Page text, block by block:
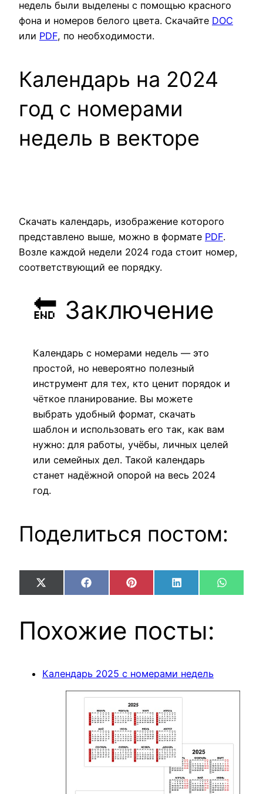
недель были выделены с помощью красного
фона и номеров белого цвета. Скачайте DOC
или PDF, по необходимости.
Календарь на 2024
год с номерами
недель в векторе
Скачать календарь, изображение которого
представлено выше, можно в формате PDF.
Возле каждой недели 2024 года стоит номер,
соответствующий ее порядку.
🔚 Заключение
Календарь с номерами недель — это
простой, но невероятно полезный
инструмент для тех, кто ценит порядок и
чёткое планирование. Вы можете
выбрать удобный формат, скачать
шаблон и использовать его так, как вам
нужно: для работы, учёбы, личных целей
или семейных дел. Такой календарь
станет надёжной опорой на весь 2024
год.
Поделиться постом:
Share
on
X
(Twitter)
Share
on
FacebookShare
on
Pinterest Share
on
LinkedIn Share
on
Похожие посты:
Календарь 2025 с номерами недель